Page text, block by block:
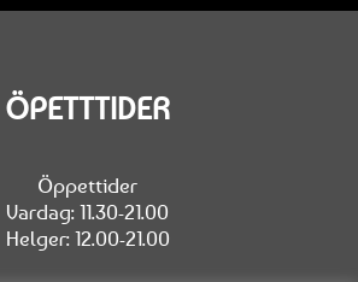
ÖPETTTIDER
Öppettider
Vardag: 11.30-21.00
Helger: 12.00-21.00